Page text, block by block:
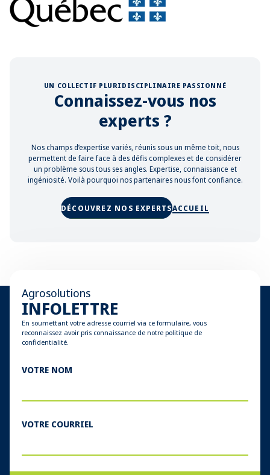
UN COLLECTIF PLURIDISCIPLINAIRE PASSIONNÉ
Connaissez-vous nos
experts ?
Nos champs d’expertise variés, réunis sous un même toit, nous
permettent de faire face à des défis complexes et de considérer
un problème sous tous ses angles. Expertise, connaissance et
ingéniosité. Voilà pourquoi nos partenaires nous font confiance.
DÉCOUVREZ NOS EXPERTSACCUEIL
Agrosolutions
INFOLETTRE
En soumettant votre adresse courriel via ce formulaire, vous
reconnaissez avoir pris connaissance de notre politique de
confidentialité.
VOTRE NOM
VOTRE COURRIEL